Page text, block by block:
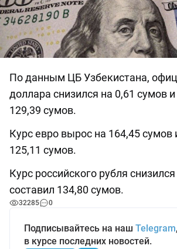
По данным ЦБ Узбекистана,
доллара снизился на 0,61 сумов
129,39 сумов.
Курс евро вырос на 164,45 сумов
125,11 сумов.
Курс российского рубля
составил 134,80 сумов.
32285 0
Подписывайтесь на наш Telegram
в курсе последних новостей.